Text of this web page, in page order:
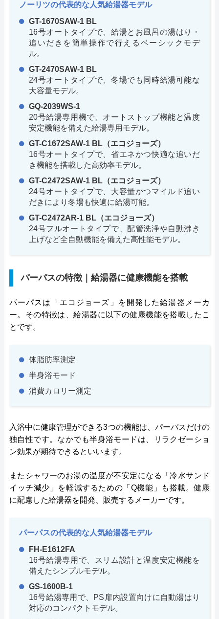
ノーリツの代表的な人気給湯器モデル
GT-1670SAW-1 BL
16号オートタイプで、給湯とお風呂の湯はり・
追いだきを簡単操作で行えるベーシックモデ
ル。
GT-2470SAW-1 BL
24号オートタイプで、冬場でも同時給湯可能な
大容量モデル。
GQ-2039WS-1
20号給湯専用機で、オートストップ機能と温度
安定機能を備えた給湯専用モデル。
GT-C1672SAW-1 BL（エコジョーズ）
16号オートタイプで、省エネかつ快適な追いだ
き機能を搭載した高効率モデル。
GT-C2472SAW-1 BL（エコジョーズ）
24号オートタイプで、大容量かつマイルド追い
だきにより冬場も快適に給湯可能。
GT-C2472AR-1 BL（エコジョーズ）
24号フルオートタイプで、配管洗浄や自動沸き
上げなど全自動機能を備えた高性能モデル。
パーパスの特徴｜給湯器に健康機能を搭載
パーパスは「エコジョーズ」を開発した給湯器メーカ
ー。その特徴は、給湯器に以下の健康機能を搭載したこ
とです。
体脂肪率測定
半身浴モード
消費カロリー測定
入浴中に健康管理ができる3つの機能は、パーパスだけの
独自性です。なかでも半身浴モードは、リラクゼーショ
ン効果が期待できるといいます。
またシャワーのお湯の温度が不安定になる「冷水サンド
イッチ減少」を軽減するための「Q機能」も搭載。健康
に配慮した給湯器を開発、販売するメーカーです。
パーパスの代表的な人気給湯器モデル
FH-E1612FA
16号給湯専用で、スリム設計と温度安定機能を
備えたシンプルモデル。
GS-1600B-1
16号給湯専用で、PS扉内設置向けに自動湯はり
対応のコンパクトモデル。